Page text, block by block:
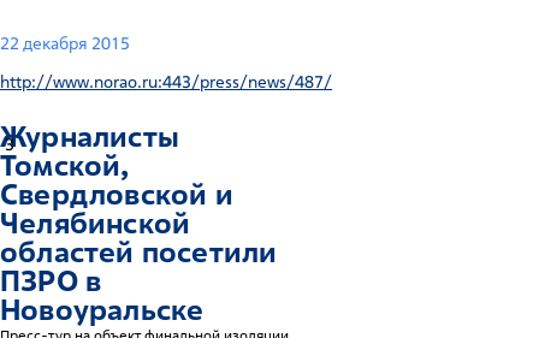
22 декабря 2015
http://www.norao.ru:443/press/news/487/
3
Журналисты
Томской,
Свердловской и
Челябинской
областей посетили
ПЗРО в
Новоуральске